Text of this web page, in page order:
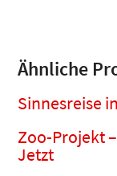
Ähnliche
Sinnesreise
Zoo-Projekt
Jetzt